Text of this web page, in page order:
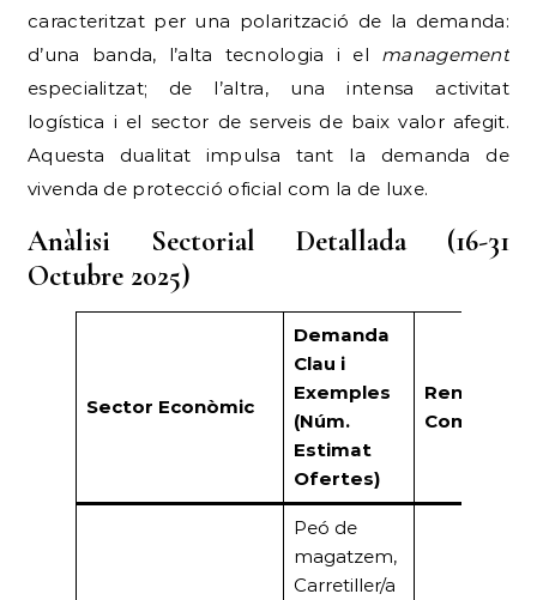
caracteritzat per una polarització de la demanda:
d’una banda, l’alta tecnologia i el management
especialitzat; de l’altra, una intensa activitat
logística i el sector de serveis de baix valor afegit.
Aquesta dualitat impulsa tant la demanda de
vivenda de protecció oficial com la de luxe.
Anàlisi Sectorial Detallada (16-31
Octubre 2025)
Sector Econòmic
Demanda
Clau i
Exemples
(Núm.
Estimat
Ofertes)
Comercial
Peó de
magatzem,
Carretiller/a